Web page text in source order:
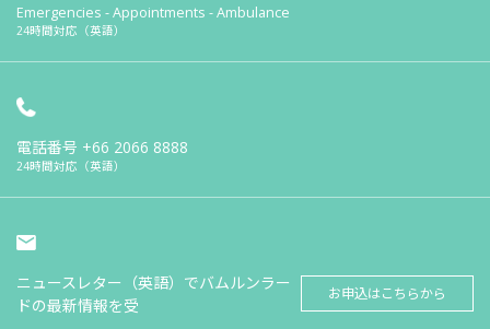
Emergencies - Appointments - Ambulance
24時間対応（英語）
電話番号 +66 2066 8888
24時間対応（英語）
ニュースレター（英語）でバムルンラー
ドの最新情報を受
お申込はこちらから